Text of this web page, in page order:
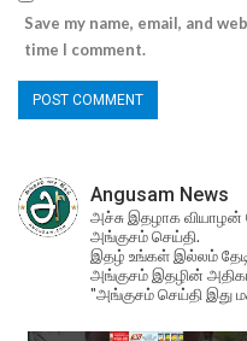
Save my name, email, and
time I comment.
Angusam News
அச்சு இதழாக வியாழன்
அங்குசம் செய்தி.
இதழ் உங்கள் இல்லம்
அங்குசம் இதழின்
"அங்குசம் செய்தி இது